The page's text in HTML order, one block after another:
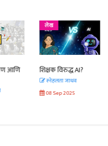
AI?
लेख
न चर्चा न परीक्षा, मात्र
सेल्फीची 'शिक्षा'!
आ. श्री. केतकर